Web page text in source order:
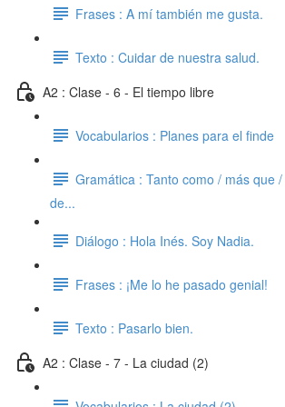
Frases : A mí también me gusta.
Texto : Cuidar de nuestra salud.
A2 : Clase - 6 - El tiempo libre
Vocabularios : Planes para el finde
Gramática : Tanto como / más que
de...
Diálogo : Hola Inés. Soy Nadia.
Frases : ¡Me lo he pasado genial!
Texto : Pasarlo bien.
A2 : Clase - 7 - La ciudad (2)